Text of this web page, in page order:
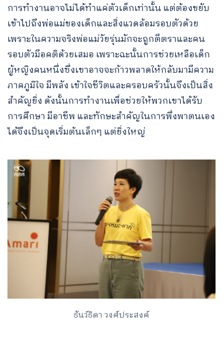
Search
การทำงานอาจไม่ได้ทำแค่ตัวเด็กเท่านั้น แต่ต้องขยับ
เข้าไปถึงพ่อแม่ของเด็กและสิ่งแวดล้อมรอบตัวด้วย
เพราะในความจริงพ่อแม่วัยรุ่นมักจะถูกตีตราและคน
รอบตัวมีอคติด้วยเสมอ เพราะฉะนั้นการช่วยเหลือเด็ก
ผู้หญิงคนหนึ่งซึ่งเขาอาจจะก้าวพลาดให้กลับมามีความ
ภาคภูมิใจ มีพลัง เข้าใจชีวิตและครอบครัวนั้นจึงเป็นสิ่ง
สำคัญยิ่ง ดังนั้นการทำงานเพื่อช่วยให้พวกเขาได้รับ
การศึกษา มีอาชีพ และทักษะสำคัญในการพึ่งพาตนเอง
ได้จึงเป็นจุดเริ่มต้นเล็กๆ แต่ยิ่งใหญ่
ธันว์ธิดา วงศ์ประสงค์